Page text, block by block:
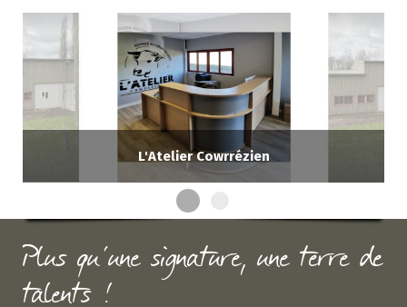
L'Atelier Cowrrézien
Plus qu'une signature, une terre de
talents !